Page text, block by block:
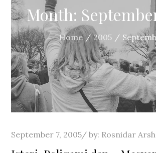
Month:
Home 2005
Posted
on
September 7, 2005 by: Rosnidar